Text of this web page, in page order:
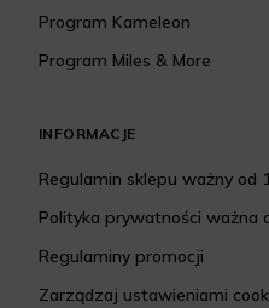
Program Kameleon
Program Miles & More
INFORMACJE
Regulamin sklepu ważny od
Polityka prywatności ważna
Regulaminy promocji
Zarządzaj ustawieniami